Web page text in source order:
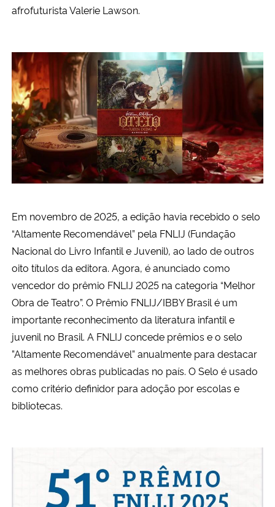
Secretaria de Governo
Gabinete de Segurança Institucional
Advocacia-Geral da União
Banco Central do Brasil
Planalto
afrofuturista Valerie Lawson.
Em novembro de 2025, a edição havia recebido o selo
“Altamente Recomendável” pela FNLIJ (Fundação
Nacional do Livro Infantil e Juvenil), ao lado de outros
oito títulos da editora. Agora, é anunciado como
vencedor do prêmio FNLIJ 2025 na categoria “Melhor
Obra de Teatro”. O Prêmio FNLIJ/IBBY Brasil é um
importante reconhecimento da literatura infantil e
juvenil no Brasil. A FNLIJ concede prêmios e o selo
”Altamente Recomendável” anualmente para destacar
as melhores obras publicadas no país. O Selo é usado
como critério definidor para adoção por escolas e
bibliotecas.